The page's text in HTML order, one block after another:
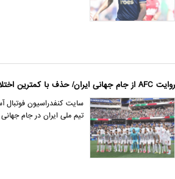
روایت AFC از جام جهانی ایران/ حذف با کمترین اختلاف و بدون شکست
سایت کنفدراسیون فوتبال
تیم ملی ایران در جام جهانی ۲۰۲۶ پرداخت.